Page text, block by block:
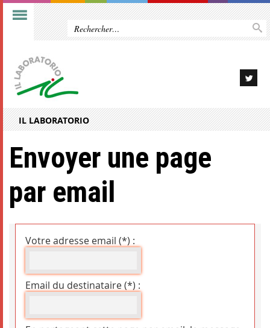
IL LABORATORIO
Envoyer une page
par email
Votre adresse email (*) :
Email du destinataire (*) :